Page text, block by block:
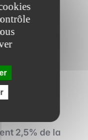
ou
la
2,5% de la